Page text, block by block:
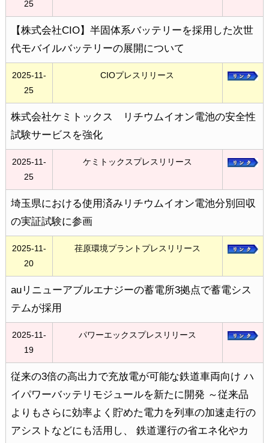
25
【株式会社CIO】半固体系バッテリーを採用した次世
代モバイルバッテリーの展開について
2025-11-
25
CIOプレスリリース
株式会社ケミトックス リチウムイオン電池の安全性
試験サービスを強化
2025-11-
25
ケミトックスプレスリリース
埼玉県における使用済みリチウムイオン電池分別回収
の実証試験に参画
2025-11-
20
荏原環境プラントプレスリリース
auリニューアブルエナジーの蓄電所3拠点で蓄電シス
テムが採用
2025-11-
19
パワーエックスプレスリリース
従来の3倍の高出力で充放電が可能な鉄道車両向け ハ
イパワーバッテリモジュールを新たに開発 ～従来品
よりもさらに効率よく貯めた電力を列車の加速走行の
アシストなどにも活用し、 鉄道運行の省エネ化やカ